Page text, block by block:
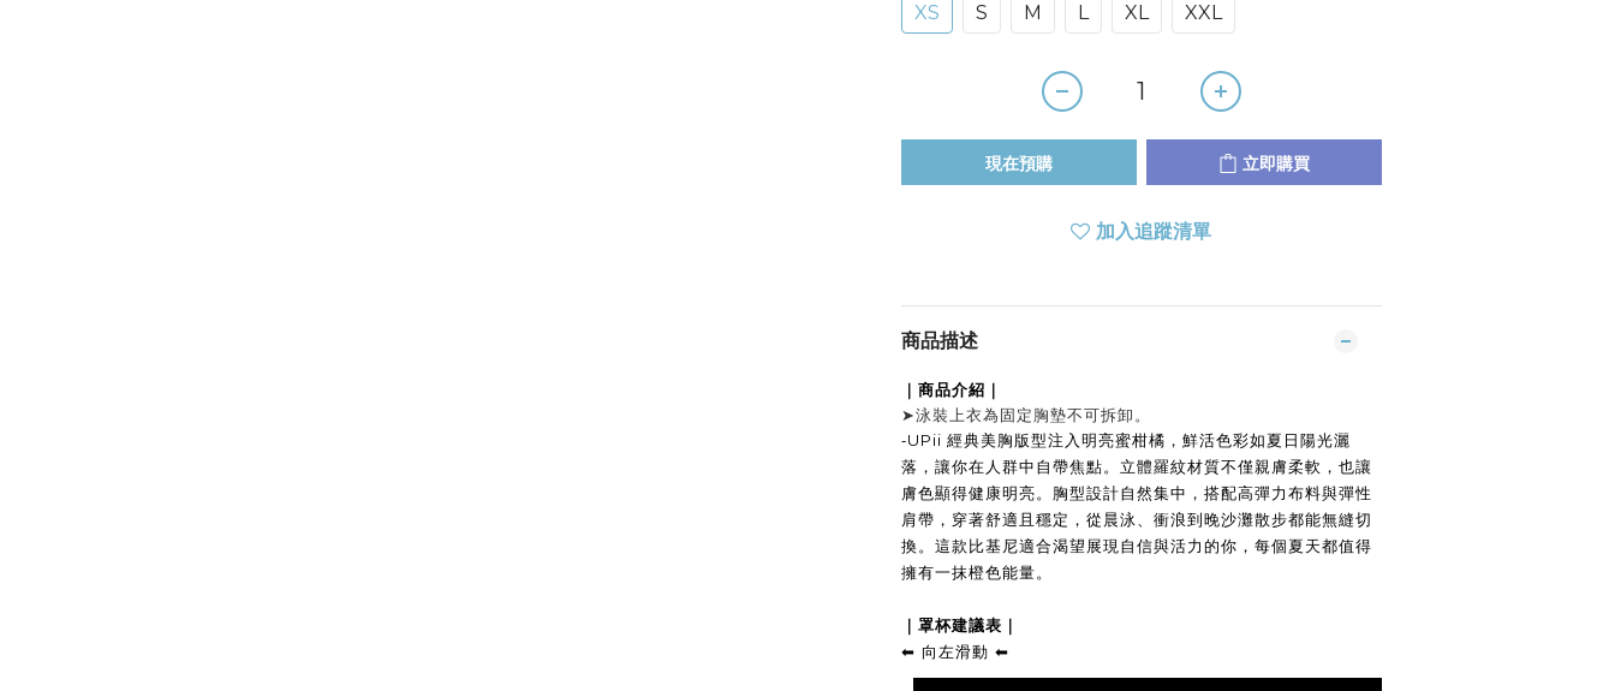
XS S M L XL XXL
現在預購 立即購買
加入追蹤清單
商品描述
｜商品介紹｜
➤泳裝上衣為固定胸墊不可拆卸。
-UPii 經典美胸版型注入明亮蜜柑橘，鮮活色彩如夏日陽光灑
落，讓你在人群中自帶焦點。立體羅紋材質不僅親膚柔軟，也讓
膚色顯得健康明亮。胸型設計自然集中，搭配高彈力布料與彈性
肩帶，穿著舒適且穩定，從晨泳、衝浪到晚沙灘散步都能無縫切
換。這款比基尼適合渴望展現自信與活力的你，每個夏天都值得
擁有一抹橙色能量。
｜罩杯建議表｜
⬅︎ 向左滑動 ⬅︎